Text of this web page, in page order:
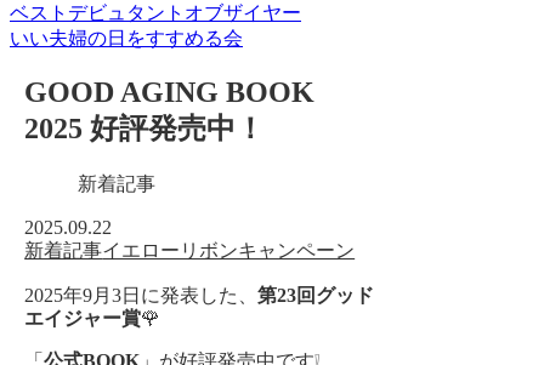
ベストデビュタントオブザイヤー
いい夫婦の日をすすめる会
GOOD AGING BOOK
2025 好評発売中！
新着記事
2025.09.22
新着記事イエローリボンキャンペーン
2025年9月3日に発表した、第23回 グッド
エイジャー賞🌹